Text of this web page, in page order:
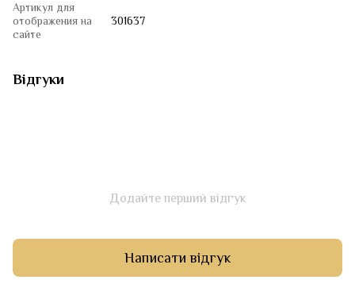
Артикул для
отображения на
сайте
301637
Відгуки
Додайте перший відгук
Написати відгук